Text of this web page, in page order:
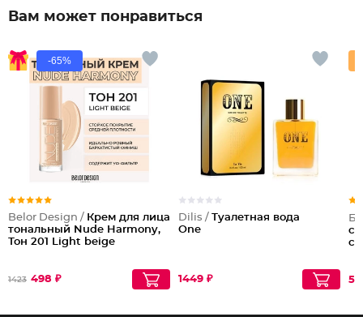
Вам может понравиться
-65%
Belor Design / Крем для лица
тональный Nude Harmony,
Тон 201 Light beige
1423 498 ₽
Dilis / Туалетная вода
One
1449 ₽